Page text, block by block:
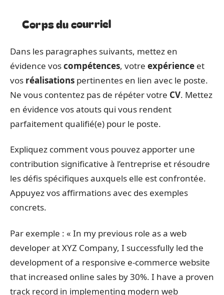
Corps du courriel
Dans les paragraphes suivants, mettez en
évidence voscompétences, votre expérience et
vos réalisations pertinentes en lien avec le poste.
Ne vous contentez pas de répéter votre CV. Mettez
en évidence vos atouts qui vous rendent
parfaitement qualifié(e) pour le poste.
Expliquez comment vous pouvez apporter une
contribution significative à l’entreprise et résoudre
les défis spécifiques auxquels elle est confrontée.
Appuyez vos affirmations avec des exemples
concrets.
Par exemple : « In my previous role as a web
developer at XYZ Company, I successfully led the
development of a responsive e-commerce website
that increased online sales by 30%. I have a proven
track record in implementing modern web